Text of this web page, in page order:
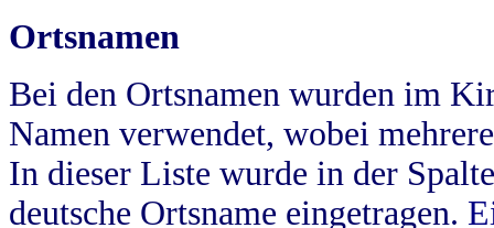
Ortsnamen
Bei den Ortsnamen wurden im
Namen verwendet, wobei
In dieser Liste wurde in der
deutsche Ortsname eingetragen.